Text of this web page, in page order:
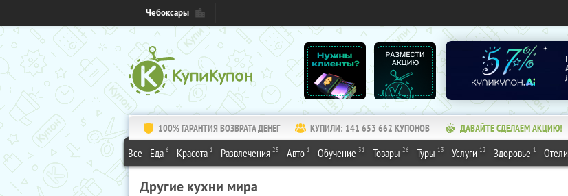
Чебоксары
100% ГАРАНТИЯ ВОЗВРАТА ДЕНЕГ КУПИЛИ: 141 653 662 КУПОНОВ ДАВАЙТЕ СДЕЛАЕМ АКЦИЮ!
Все Еда 6 Красота 1 Развлечения 25 Авто 1 Обучение 31 Товары 26 Туры 13 Услуги 12 Здоровье 1 Отели
Другие кухни мира